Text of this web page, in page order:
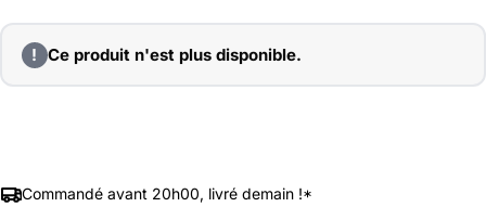
! Ce produit n'est plus disponible.
Commandé avant 20h00, livré demain !*